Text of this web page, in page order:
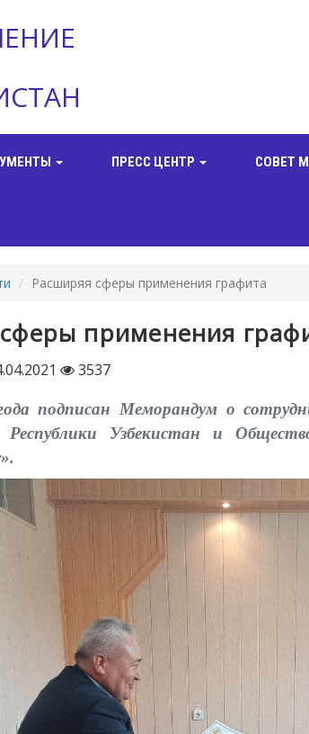
ПРЕСС ЦЕНТР СОВЕТ
Расширяя сферы применения графита
применения
3537
подписан Меморандум о
Узбекистан и